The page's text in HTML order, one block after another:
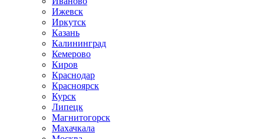
Ижевск
Иркутск
Казань
Калининград
Кемерово
Киров
Краснодар
Красноярск
Курск
Липецк
Магнитогорск
Махачкала